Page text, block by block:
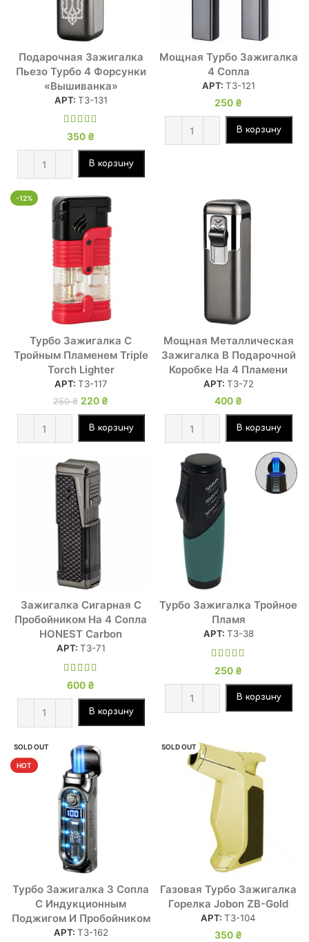
Подарочная Зажигалка
Пьезо Турбо 4 Форсунки
«Вышиванка»
АРТ: ТЗ-131
350 ₴
В корзину
Мощная Турбо Зажигалка
4 Сопла
АРТ: ТЗ-121
250 ₴
В корзину
-12%
Турбо Зажигалка С
Тройным Пламенем Triple
Torch Lighter
АРТ: ТЗ-117
250₴ Первоначальная
цена
составляла
250 ₴.
220 ₴
цена:
220 ₴.
В корзину
Мощная Металлическая
Зажигалка В Подарочной
Коробке На 4 Пламени
АРТ: ТЗ-72
400 ₴
В корзину
Зажигалка Сигарная С
Пробойником На 4 Сопла
HONEST Carbon
АРТ: ТЗ-71
600 ₴
В корзину
Турбо Зажигалка Тройное
Пламя
АРТ: ТЗ-38
250 ₴
В корзину
SOLD OUT
HOT
Турбо Зажигалка 3 Сопла
С Индукционным
Поджигом И Пробойником
АРТ: ТЗ-162
SOLD OUT
Газовая Турбо Зажигалка
Горелка Jobon ZB-Gold
АРТ: ТЗ-104
350 ₴